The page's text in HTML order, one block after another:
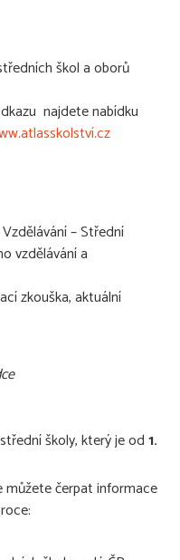
škol a oborů
najdete nabídku
– Střední
vzdělávání a
zkouška, aktuální
školy, který je od1.
můžete čerpat informace